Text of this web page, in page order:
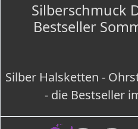
Silberschmuck
Bestseller
Silber Halsketten -
- die Bestseller